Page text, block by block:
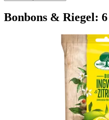
Bonbons & Riegel: